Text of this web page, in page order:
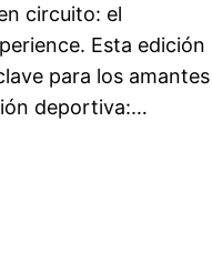
circuito: el
Esta edición
para los amantes
deportiva:…